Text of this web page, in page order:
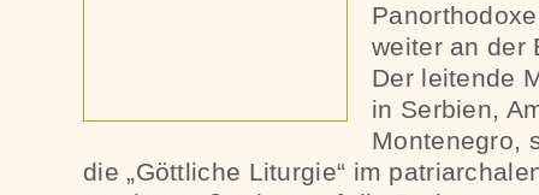
weiter an der
Der leitende
in Serbien,
Montenegro,
die „Göttliche Liturgie“ im